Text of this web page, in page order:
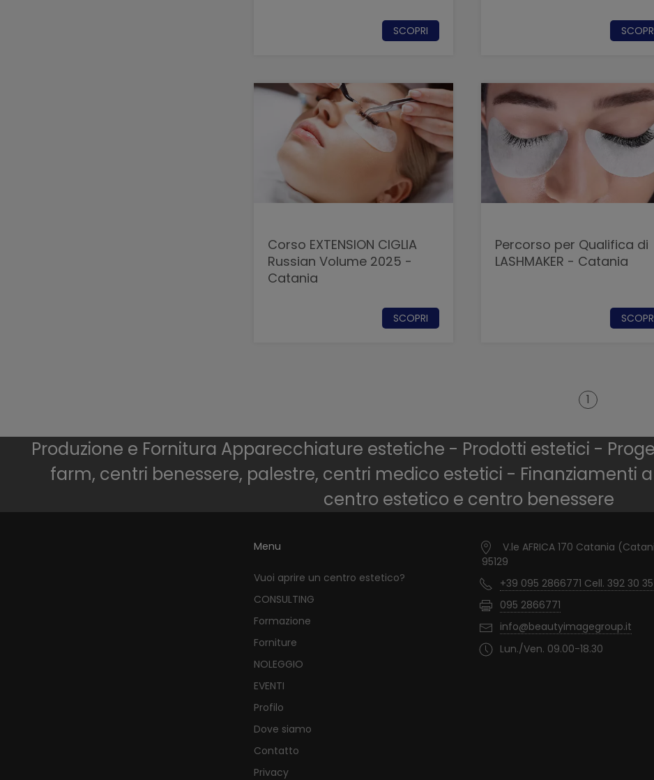
SCOPRI
Corso EXTENSION CIGLIA
Russian Volume 2025 -
Catania
SCOPRI
Percorso per Qualifica di
LASHMAKER - Catania
1
Produzione e Fornitura Apparecchiature estetiche - Prodotti estetici -
farm, centri benessere, palestre, centri medico estetici - Finanziamenti
centro estetico e centro benessere
Menu
Vuoi aprire un centro estetico?
CONSULTING
Formazione
Forniture
NOLEGGIO
EVENTI
Profilo
Dove siamo
Contatto
Privacy
V.le AFRICA 170 Catania
95129
+39 095 2866771 Cell. 392 30
095 2866771
info@beautyimagegroup.it
Lun./Ven. 09.00-18.30